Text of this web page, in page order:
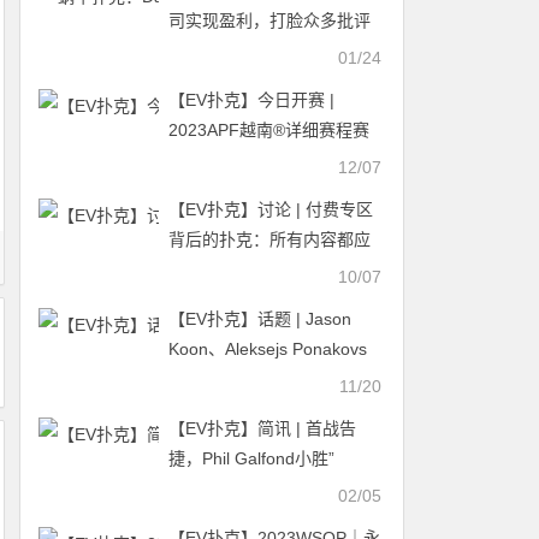
司实现盈利，打脸众多批评
01/24
【EV扑克】今日开赛 |
2023APF越南®详细赛程赛
制发布（12月7日-13日）12/07
【EV扑克】讨论 | 付费专区
背后的扑克：所有内容都应
10/07
【EV扑克】话题 | Jason
Koon、Aleksejs Ponakovs
等五名大牌确认加入“一滴11/20
【EV扑克】简讯 | 首战告
捷，Phil Galfond小胜”
02/05